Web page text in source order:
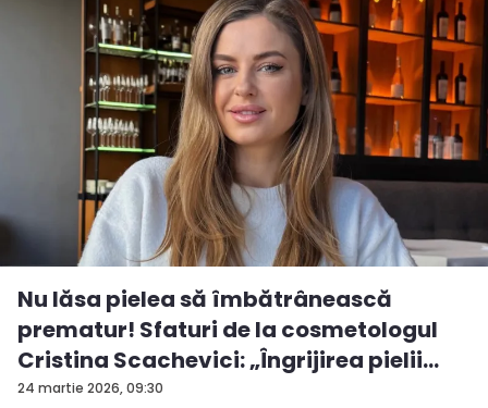
24 martie 2026, 09:30
Nu lăsa pielea să îmbătrânească
prematur! Sfaturi de la cosmetologul
Cristina Scachevici: „Îngrijirea pielii
est...